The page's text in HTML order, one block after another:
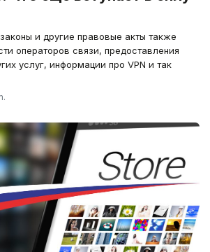
и другие правовые акты также
операторов связи, предоставления
услуг, информации про VPN и так